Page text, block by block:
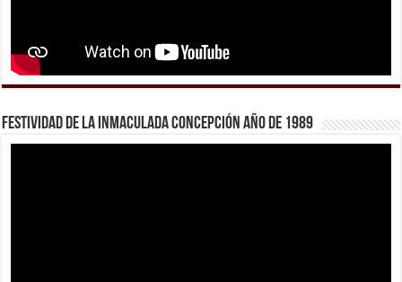
Festividad de la Inmaculada Concepción año de 1989